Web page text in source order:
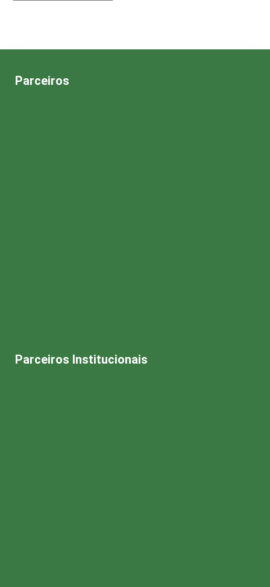
Parceiros
Parceiros Institucionais